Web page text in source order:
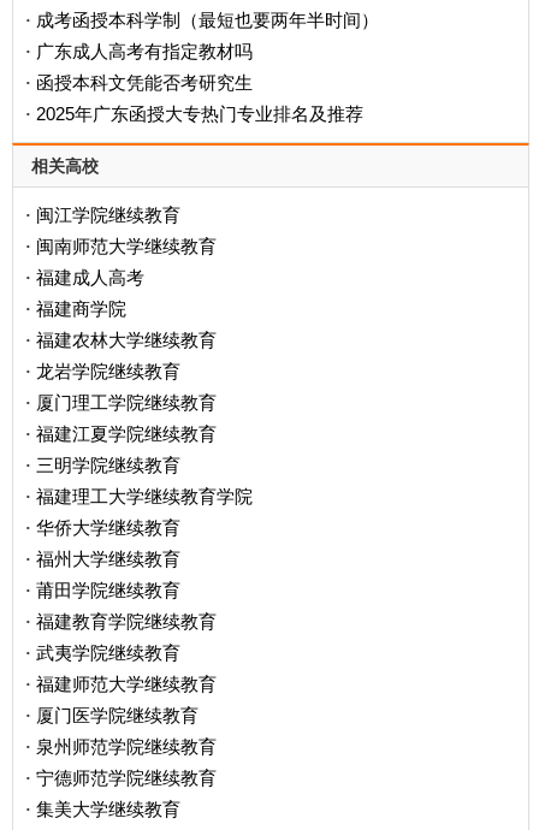
· 成考函授本科学制（最短也要两年半时间）
· 广东成人高考有指定教材吗
· 函授本科文凭能否考研究生
· 2025年广东函授大专热门专业排名及推荐
相关高校
· 闽江学院继续教育
· 闽南师范大学继续教育
· 福建成人高考
· 福建商学院
· 福建农林大学继续教育
· 龙岩学院继续教育
· 厦门理工学院继续教育
· 福建江夏学院继续教育
· 三明学院继续教育
· 福建理工大学继续教育学院
· 华侨大学继续教育
· 福州大学继续教育
· 莆田学院继续教育
· 福建教育学院继续教育
· 武夷学院继续教育
· 福建师范大学继续教育
· 厦门医学院继续教育
· 泉州师范学院继续教育
· 宁德师范学院继续教育
· 集美大学继续教育